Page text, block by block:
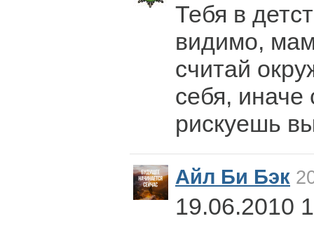
Тебя в
видимо,
считай
себя,
рискуешь
Айл Би Бэк
19.06.2010